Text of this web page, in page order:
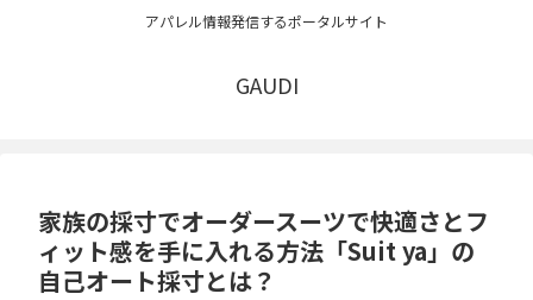
アパレル情報発信するポータルサイト
GAUDI
家族の採寸でオーダースーツで快適さとフ
ィット感を手に入れる方法「Suit ya」の
自己オート採寸とは？